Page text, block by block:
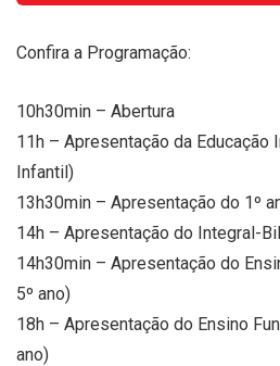
Confira a Programação:
10h30min – Abertura
11h – Apresentação da Educação
Infantil)
13h30min – Apresentação do 1º
14h – Apresentação do Integral-
14h30min – Apresentação do
5º ano)
18h – Apresentação do Ensino
ano)